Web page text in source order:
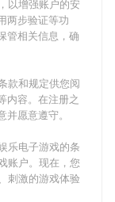
以增强账户的安
两步验证等功
管相关信息，确
款和规定供您阅
内容。在注册之
愿意遵守。
乐电子游戏的条
账户。现在，您
刺激的游戏体验